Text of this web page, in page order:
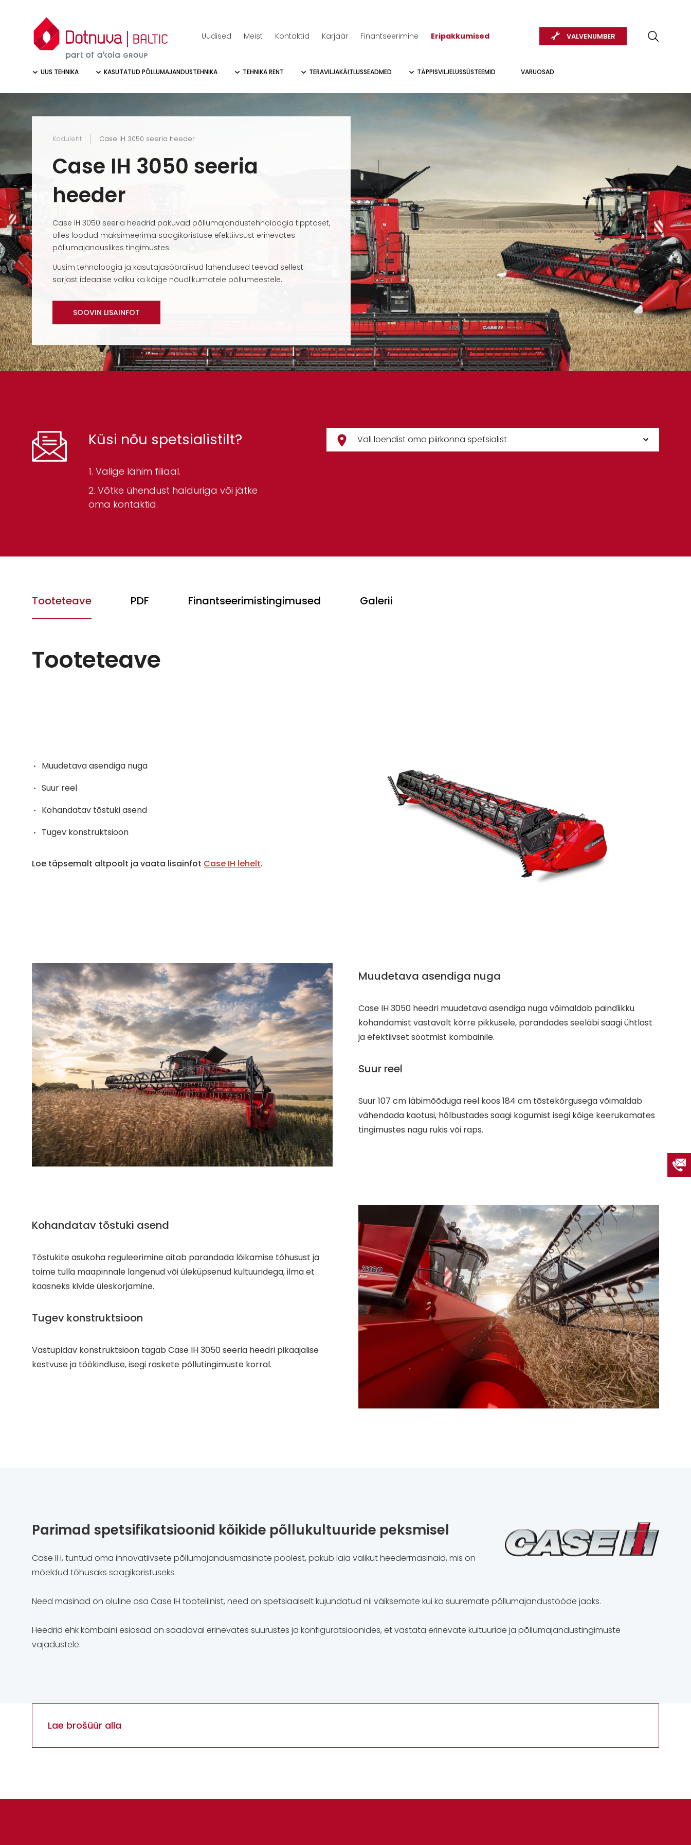
Uudised Meist Kontaktid Karjäär Finantseerimine Eripakkumised VALVENUMBER
UUS TEHNIKA KASUTATUD PÕLLUMAJANDUSTEHNIKA TEHNIKA RENT TERAVILJAKÄITLUSSEADMED TÄPPISVILJELUSSÜSTEEMID VARUOSAD
Koduleht Case IH 3050 seeria heeder
Case IH 3050 seeria
heeder
Case IH 3050 seeria heedrid pakuvad põllumajandustehnoloogia tipptaset,
olles loodud maksimeerima saagikoristuse efektiivsust erinevates
põllumajanduslikes tingimustes.
Uusim tehnoloogia ja kasutajasõbralikud lahendused teevad sellest
sarjast ideaalse valiku ka kõige nõudlikumatele põllumeestele.
SOOVIN LISAINFOT
Küsi nõu spetsialistilt?
Valige lähim filiaal.
Võtke ühendust halduriga või jätke
oma kontaktid.
Tooteteave PDF Finantseerimistingimused Galerii
Tooteteave
Muudetava asendiga nuga
Suur reel
Kohandatav tõstuki asend
Tugev konstruktsioon
Loe täpsemalt altpoolt ja vaata lisainfot Case IH lehelt.
Muudetava asendiga nuga
Case IH 3050 heedri muudetava asendiga nuga võimaldab paindlikku
kohandamist vastavalt kõrre pikkusele, parandades seeläbi saagi ühtlast
ja efektiivset söötmist kombainile.
Suur reel
Suur 107 cm läbimõõduga reel koos 184 cm tõstekõrgusega võimaldab
vähendada kaotusi, hõlbustades saagi kogumist isegi kõige keerukamates
tingimustes nagu rukis või raps.
Kohandatav tõstuki asend
Tõstukite asukoha reguleerimine aitab parandada lõikamise tõhusust ja
toime tulla maapinnale langenud või üleküpsenud kultuuridega, ilma et
kaasneks kivide üleskorjamine.
Tugev konstruktsioon
Vastupidav konstruktsioon tagab Case IH 3050 seeria heedri pikaajalise
kestvuse ja töökindluse, isegi raskete põllutingimuste korral.
Parimad spetsifikatsioonid kõikide põllukultuuride peksmisel
Case IH, tuntud oma innovatiivsete põllumajandusmasinate poolest, pakub laia valikut heedermasinaid, mis on
mõeldud tõhusaks saagikoristuseks.
Need masinad on oluline osa Case IH tooteliinist, need on spetsiaalselt kujundatud nii väiksemate kui ka suuremate põllumajandustööde jaoks.
Heedrid ehk kombaini esiosad on saadaval erinevates suurustes ja konfiguratsioonides, et vastata erinevate kultuuride ja põllumajandustingimuste
vajadustele.
Lae brošüür alla